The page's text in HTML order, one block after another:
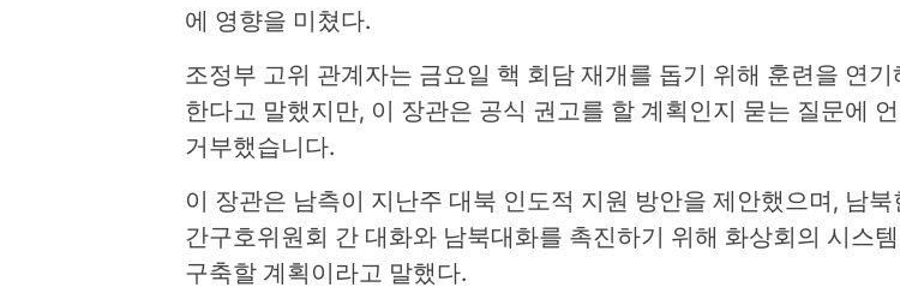
에 영향을 미쳤다.
조정부 고위 관계자는 금요일 핵 회담 재개를 돕기 위해 훈련을 연기
한다고 말했지만, 이 장관은 공식 권고를 할 계획인지 묻는 질문에
거부했습니다.
이 장관은 남측이 지난주 대북 인도적 지원 방안을 제안했으며, 남북
간구호위원회 간 대화와 남북대화를 촉진하기 위해 화상회의 시스
구축할 계획이라고 말했다.